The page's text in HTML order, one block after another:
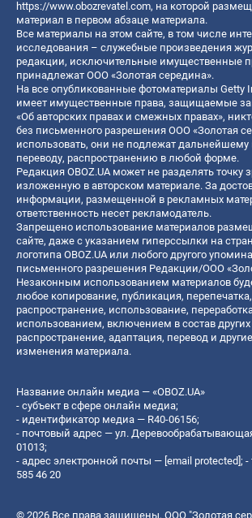
https://www.obozrevatel.com, на которой
материал в первом абзаце материала.
Все материалы на этом сайте, в том числе
исследования – служебные произведения
редакции, исключительные имущественные
принадлежат ООО «Золотая середина».
На все опубликованные фотоматериалы Getty
имеет имущественные права, защищаемые
«Об авторских правах и смежных правах»,
без письменного разрешения ООО «Золотая
использовать, они не подлежат дальнейшему
переводу, распространению в любой форме.
Редакция OBOZ.UA может не разделять точку
изложенную в авторском материале. За
информации, размещенной в рекламных
ответственность несет рекламодатель.
Запрещено использование материалов
сайте, даже с указанием гиперссылки на
логотипа OBOZ.UA или любого другого
письменного разрешения Редакции/ООО
Незаконным использованием материалов
любое копирование, публикация,
распространение, использование,
использованием, включением в состав
распространение, адаптация, перевод и
изменения материала.
Название онлайн медиа — «OBOZ.UA»
- субъект в сфере онлайн медиа;
- идентификатор медиа — R40-06156;
- почтовый адрес — ул.
01013;
- адрес электронной почты — [email protected] ; -
585 46 20
© 2026 Все права защищены, ООО "Золотая